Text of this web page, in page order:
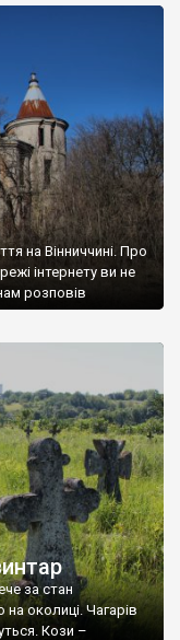
на Вінниччині. Про
інтернету ви не
розповів
вразив не лише
за стан
околиці. Чагарів
Кози –